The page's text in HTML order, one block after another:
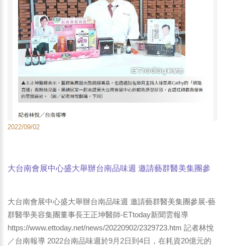
2022/09/02
大台南會展中心盛大舉辦台南品味週 邀請藝群醫美集團參
大台南會展中心盛大舉辦台南品味週 邀請藝群醫美集團參展-藝
群醫學美容集團董事長王正坤醫師-ETtoday新聞雲報導
https://www.ettoday.net/news/20220902/2329723.htm 記者林悅
／台南報導 2022台南品味週於9月2日到4日，在耗資20億元的